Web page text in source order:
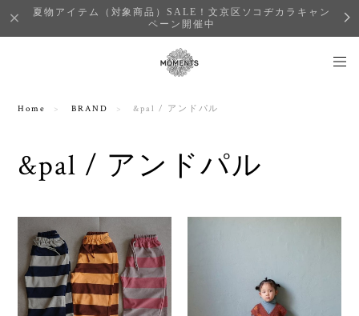
夏物アイテム（対象商品）SALE！文京区ソコヂカラキャン
ペーン開催中
Home BRAND &pal / アンドパル
&pal / アンドパル